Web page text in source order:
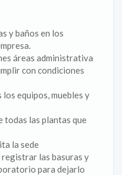
y baños en los
áreas administrativa
con condiciones
equipos, muebles y
todas las plantas que
la sede
las basuras y
para dejarlo